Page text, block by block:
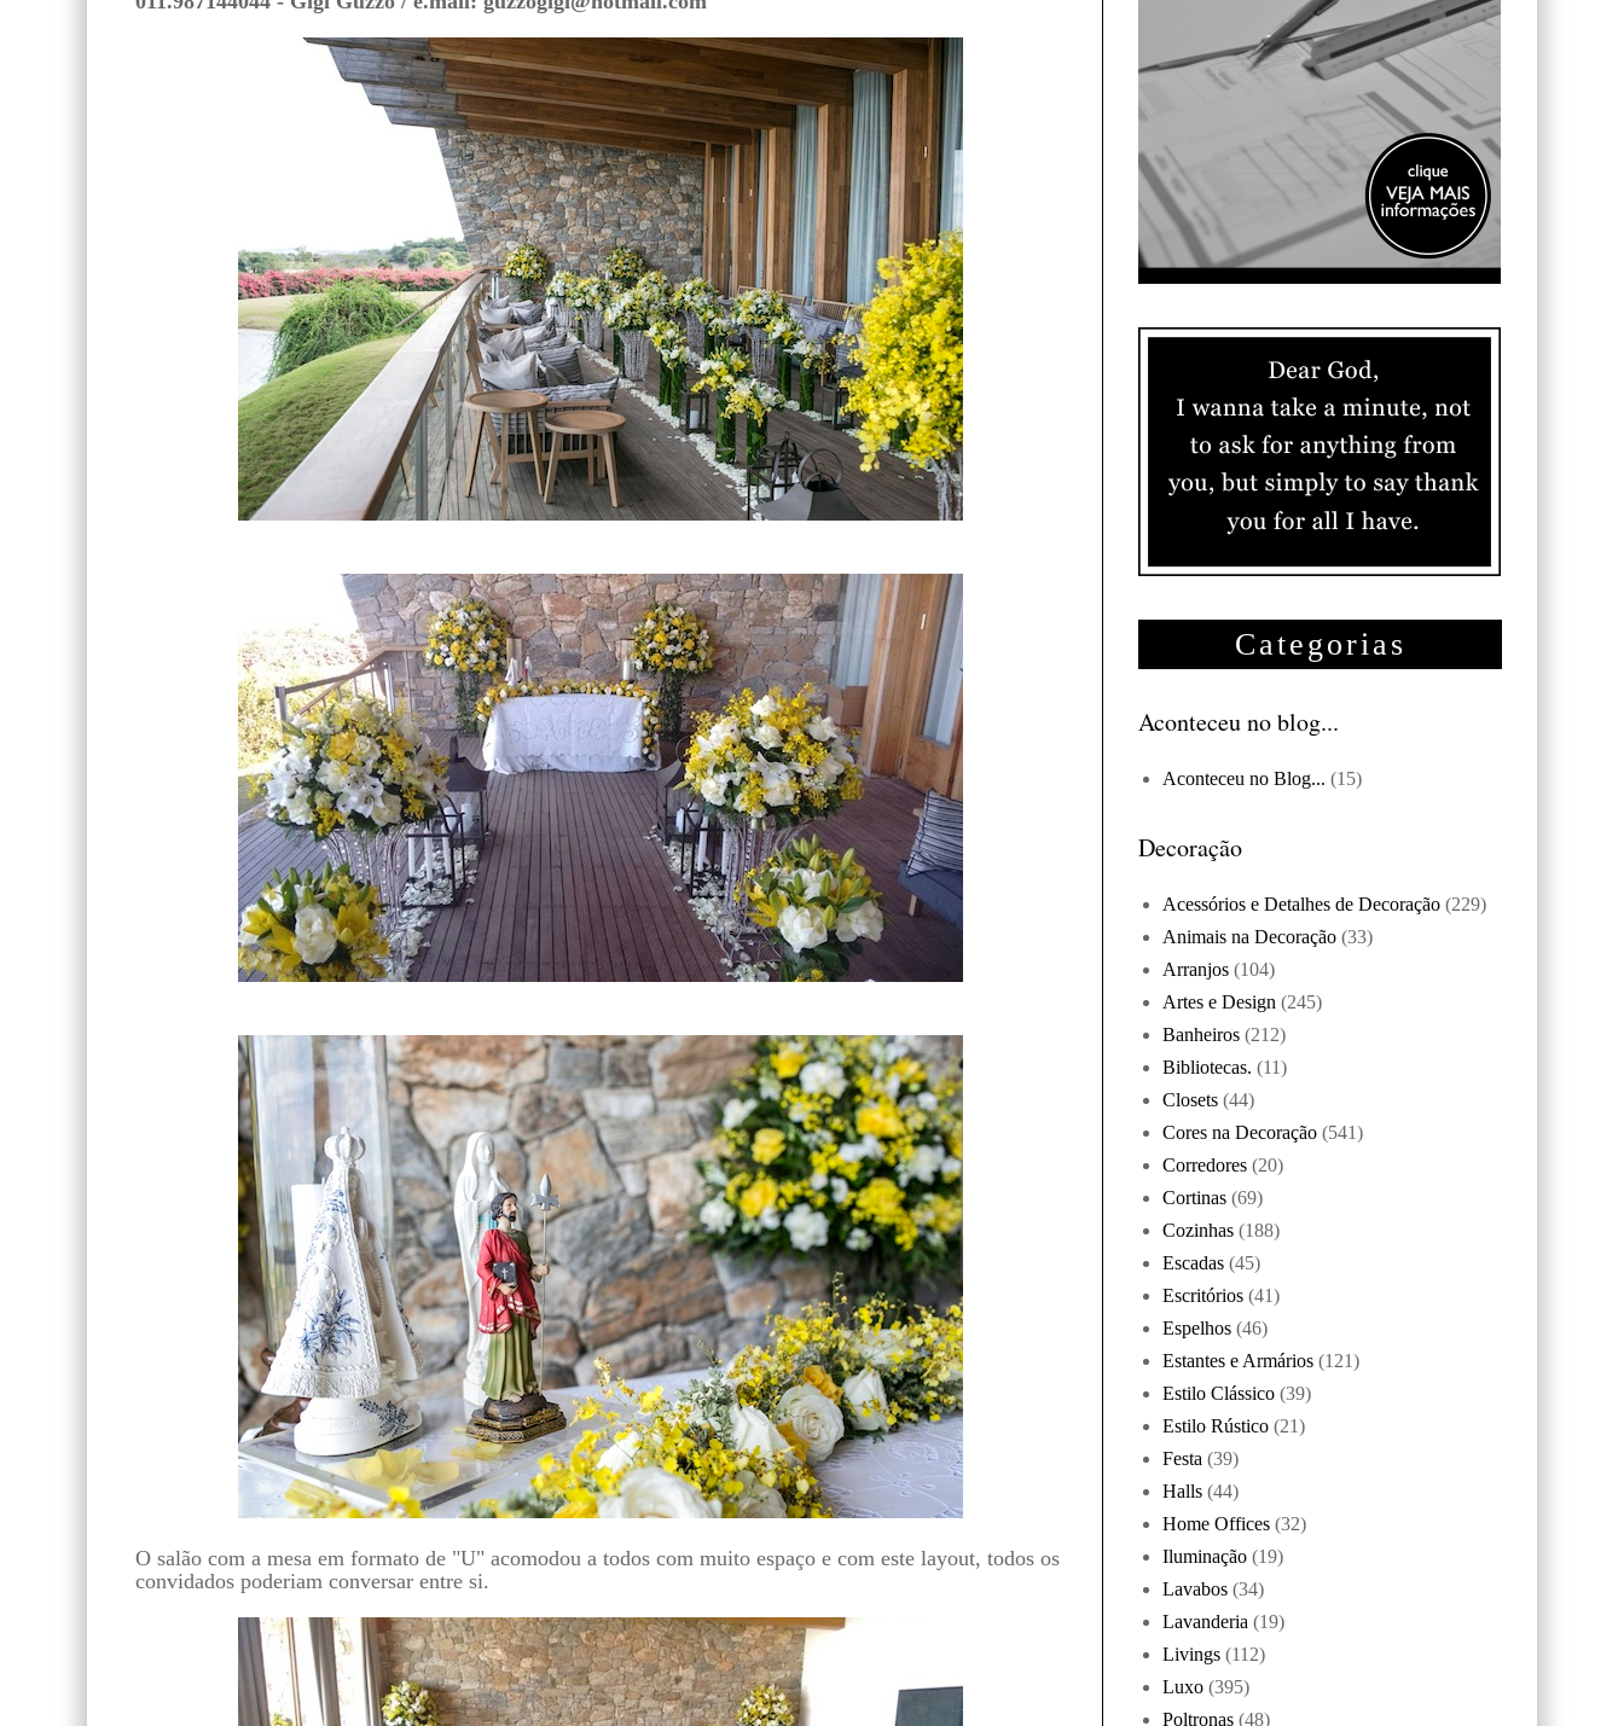
O salão com a mesa em formato de "U" acomodou a todos com muito espaço e com este layout, todos os
convidados poderiam conversar entre si.
Categorias
Aconteceu no blog...
Aconteceu no Blog... (15)
Decoração
Acessórios e Detalhes de Decoração (229)
Animais na Decoração (33)
Arranjos (104)
Artes e Design (245)
Banheiros (212)
Bibliotecas. (11)
Closets (44)
Cores na Decoração (541)
Corredores (20)
Cortinas (69)
Cozinhas (188)
Escadas (45)
Escritórios (41)
Espelhos (46)
Estantes e Armários (121)
Estilo Clássico (39)
Estilo Rústico (21)
Festa (39)
Halls (44)
Home Offices (32)
Iluminação (19)
Lavabos (34)
Lavanderia (19)
Livings (112)
Luxo (395)
Poltronas (48)